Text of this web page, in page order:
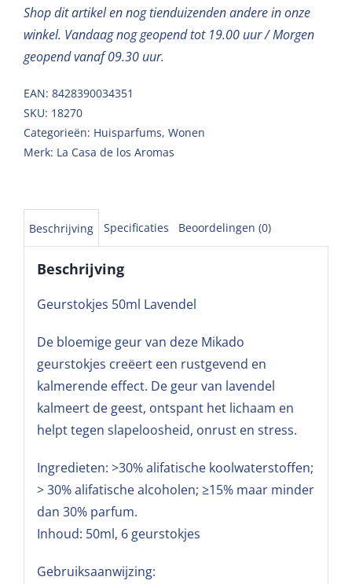
Shop dit artikel en nog tienduizenden andere in onze
winkel. Vandaag nog geopend tot 19.00 uur / Morgen
geopend vanaf 09.30 uur.
EAN: 8428390034351
SKU: 18270
Categorieën: Huisparfums, Wonen
Merk: La Casa de los Aromas
Beschrijving Specificaties Beoordelingen (0)
Beschrijving
Geurstokjes 50ml Lavendel
De bloemige geur van deze Mikado
geurstokjes creëert een rustgevend en
kalmerende effect. De geur van lavendel
kalmeert de geest, ontspant het lichaam en
helpt tegen slapeloosheid, onrust en stress.
Ingredieten: >30% alifatische koolwaterstoffen;
> 30% alifatische alcoholen; ≥15% maar minder
dan 30% parfum.
Inhoud: 50ml, 6 geurstokjes
Gebruiksaanwijzing: